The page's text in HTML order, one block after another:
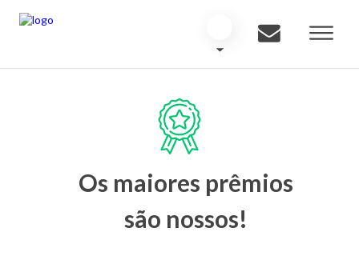
Os maiores prêmios
são nossos!